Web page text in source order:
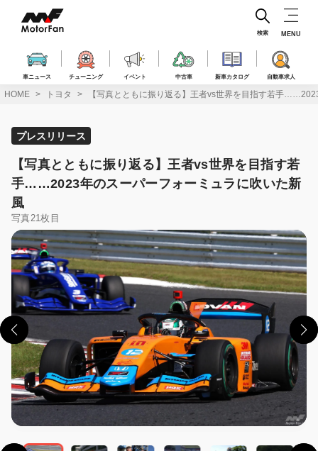
ス
車ニュース チューニング イベント 中古車 新車カタログ 自動車求人
検索 MENU
HOME トヨタ 【写真とともに振り返る】王者vs世界を目指す若手
プレスリリース
【写真とともに振り返る】王者vs世界を目指す若
手……2023年のスーパーフォーミュラに吹いた新
風
写真21枚目
この画像の記事を読む